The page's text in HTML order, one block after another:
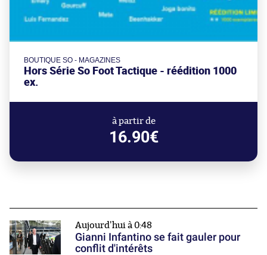
BOUTIQUE SO - MAGAZINES
Hors Série So Foot Tactique - réédition 1000
ex.
à partir de
16.90€
Aujourd'hui à 0:48
Gianni Infantino se fait gauler pour
conflit d'intérêts